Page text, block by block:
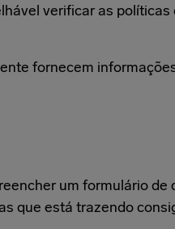
verificar as
fornecem
um formulário
que está trazendo